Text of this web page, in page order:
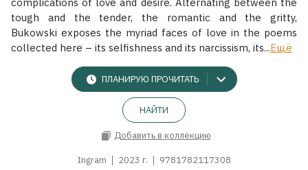
tough and the tender, the romantic and the gritty,
Bukowski exposes the myriad faces of love in the poems
collected here – its selfishness and its narcissism, its...Ещё
ПЛАНИРУЮ ПРОЧИТАТЬ
НАЙТИ
Добавить в коллекцию
Ingram 2023 г. 9781782117308